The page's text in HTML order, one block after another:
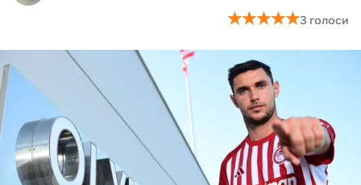
ЧС-2026
ФУТЗАЛ
ІНШІ
★★★★★
★★★★★3 голоси